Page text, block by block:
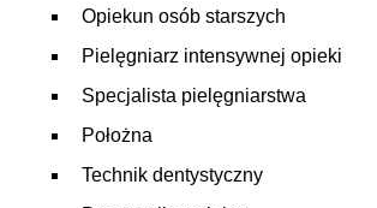
Opiekun osób starszych
Pielęgniarz intensywnej opieki
Specjalista pielęgniarstwa
Położna
Technik dentystyczny